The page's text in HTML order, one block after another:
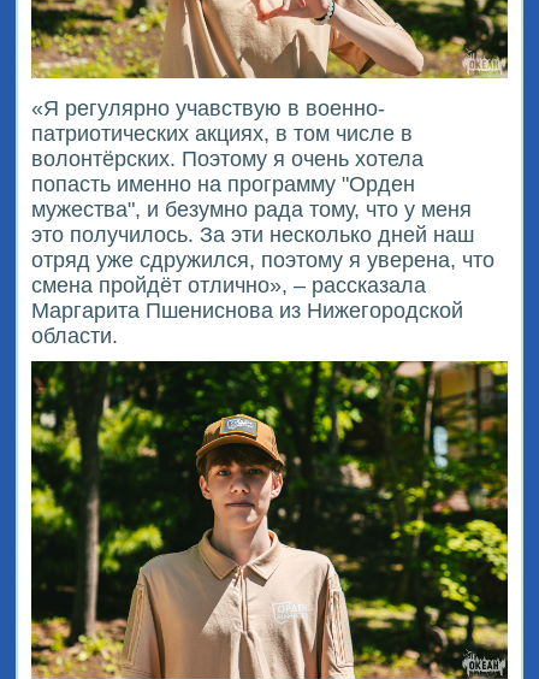
«Я регулярно учавствую в военно-
патриотических акциях, в том числе в
волонтёрских. Поэтому я очень хотела
попасть именно на программу "Орден
мужества", и безумно рада тому, что у меня
это получилось. За эти несколько дней наш
отряд уже сдружился, поэтому я уверена, что
смена пройдёт отлично», – рассказала
Маргарита Пшениснова из Нижегородской
области.